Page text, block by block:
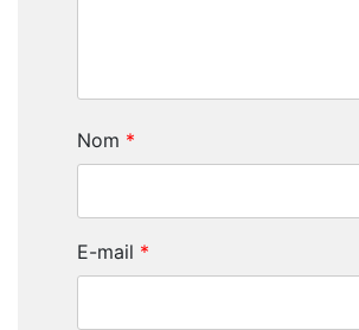
Nom *
E-mail *